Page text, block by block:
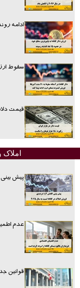
ادامه
سقوط ارزش
قیمت دلار در
پیش
عدم
قوانین